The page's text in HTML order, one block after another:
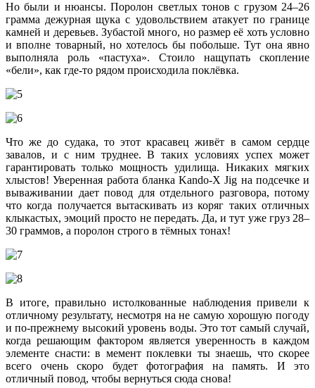
Но были и нюансы. Поролон светлых тонов с грузом 24–26
грамма дежурная щука с удовольствием атакует по границе
камней и деревьев. Зубастой много, но размер её хоть условно
и вполне товарный, но хотелось бы побольше. Тут она явно
выполняла роль «пастуха». Стоило нащупать скопление
«бели», как где-то рядом происходила поклёвка.
Что же до судака, то этот красавец живёт в самом сердце
завалов, и с ним труднее. В таких условиях успех может
гарантировать только мощность удилища. Никаких мягких
хлыстов! Уверенная работа бланка Kando-X Jig на подсечке и
вываживании дает повод для отдельного разговора, потому
что когда получается вытаскивать из коряг таких отличных
клыкастых, эмоций просто не передать. Да, и тут уже груз 28–
30 граммов, а поролон строго в тёмных тонах!
В итоге, правильно истолкованные наблюдения привели к
отличному результату, несмотря на не самую хорошую погоду
и по-прежнему высокий уровень воды. Это тот самый случай,
когда решающим фактором является уверенность в каждом
элементе снасти: в мемент поклевки ты знаешь, что скорее
всего очень скоро будет фотография на память. И это
отличный повод, чтобы вернуться сюда снова!